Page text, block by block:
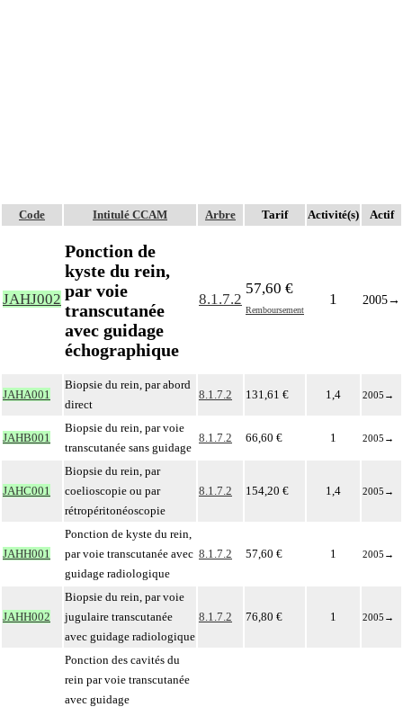
Code Intitulé CCAM Arbre Tarif Activité(s) Actif
JAHJ002
Ponction de
kyste du rein,
par voie
transcutanée
avec guidage
échographique
8.1.7.2
57,60 €
Remboursement
1 2005→
JAHA001
Biopsie du rein, par abord
direct
8.1.7.2 131,61 € 1,4 2005 →
JAHB001
Biopsie du rein, par voie
transcutanée sans guidage
8.1.7.2 66,60 € 1 2005 →
JAHC001
Biopsie du rein, par
coelioscopie ou par
rétropéritonéoscopie
8.1.7.2 154,20 € 1,4 2005 →
JAHH001
Ponction de kyste du rein,
par voie transcutanée avec
guidage radiologique
8.1.7.2 57,60 € 1 2005 →
JAHH002
Biopsie du rein, par voie
jugulaire transcutanée
avec guidage radiologique
8.1.7.2 76,80 € 1 2005 →
Ponction des cavités du
rein par voie transcutanée
avec guidage